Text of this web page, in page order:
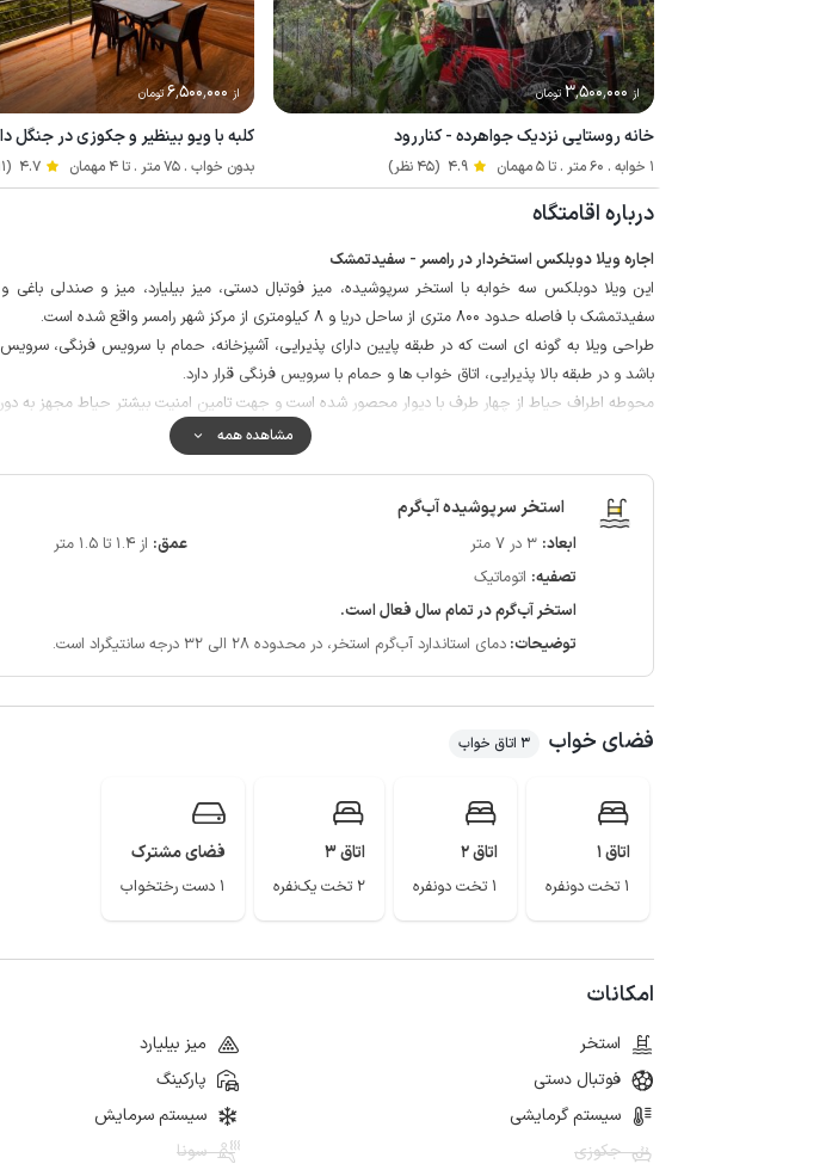
از 3٬500٬000تومان
خانه روستایی نزدیک جواهرده - کناررود
1 خوابه . 60 متر . تا 5 مهمان 4.9 (45 نظر)
از 6٬500٬000تومان
کلبه با ویو بینظیر و جکوزی در جنگل
بدون خواب . 75 متر . تا 4 مهمان 4.7 (11 نظر)
درباره اقامتگاه
اجاره ویلا دوبلکس استخردار در رامسر - سفیدتمشک
این ویلا دوبلکس سه خوابه با استخر سرپوشیده، میز فوتبال دستی، میز بیلیارد، میز و صندلی
سفیدتمشک با فاصله حدود 800 متری از ساحل دریا و 8 کیلومتری از مرکز شهر رامسر واقع شده است.
طراحی ویلا به گونه ای است که در طبقه پایین دارای پذیرایی، آشپزخانه، حمام با سرویس فرنگی،
باشد و در طبقه بالا پذیرایی، اتاق خواب ها و حمام با سرویس فرنگی قرار دارد.
محوطه اطراف حیاط از چهار طرف با دیوار محصور شده است و جهت تامین امنیت بیشتر حیاط مجهز به
مهمانان گرامی برای تهیه مایحتاج روزانه خود می توانند از سوپرمارکت و نانوایی در فاصله حدود یک کیلومتری
کیفیت پوشش شبکه تلفن همراه نیز برای دو اپراتور ایرانسل و همراه اول در مکالمه خوب و دسترسی به
ساحل زیبای دریا، دریاچه سد مجیران، تله کابین رامسر، ییلاق زیبای جواهرده، منطقه اربه کله و جنگل
گردشگری رامسر زیبا می باشد.
مشاهده همه
استخر سرپوشیده آب‌گرم
ابعاد: 3 در 7 متر عمق: از 1.4 تا 1.5 متر
تصفیه: اتوماتیک
استخر آب‌گرم در تمام سال فعال است.
توضیحات: دمای استاندارد آب‌گرم استخر، در محدوده 28 الی 32 درجه سانتیگراد است.
فضای خواب 3 اتاق خواب
اتاق 1
1 تخت دونفره
اتاق 2
1 تخت دونفره
اتاق 3
2 تخت یک‌نفره
فضای مشترک
1 دست رختخواب
امکانات
استخر
میز بیلیارد
فوتبال دستی
پارکینگ
سیستم گرمایشی
سیستم سرمایش
جکوزی
سونا